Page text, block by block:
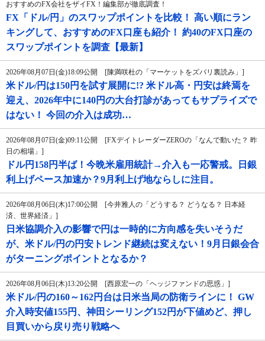
おすすめのFX会社をザイFX！編集部が徹底調査！
FX「ドル/円」のスワップポイントを比較！ 高い順にラン
キングして、おすすめのFX口座も紹介！ 約40のFX口座の
スワップポイントを調査【最新】
2026年08月07日(金)18:09公開 [陳満咲杜の「マーケットをズバリ裏読み」]
米ドル/円は150円を試す展開に!? 米ドル高・円安は終焉を
迎え、2026年中に140円の大台打診があってもサプライズで
はない！ 今回の介入は成功…
2026年08月07日(金)09:11公開 [FXデイトレーダーZEROの「なんで動いた？ 昨
日の相場」]
ドル円158円半ば！今晩米雇用統計→介入も一応警戒。日銀
利上げペース加速か？9月利上げ地ならしに注目。
2026年08月06日(木)17:00公開 [今井雅人の「どうする？ どうなる？ 日本経
済、世界経済」]
日米協調介入の影響で円は一時的に方向感を失いそうだ
が、米ドル/円の円安トレンド継続は変えない！9月日銀会合
がターニングポイントとなるか？
2026年08月06日(木)13:20公開 [西原宏一の「ヘッジファンドの思惑」]
米ドル/円の160～162円台は日米当局の防衛ラインに！ GW
介入時安値155円、神田シーリング152円が下値めど、押し
目買いから戻り売り戦略へ